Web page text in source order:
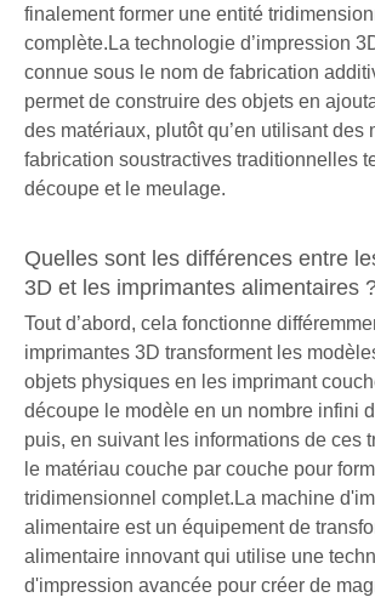
finalement former une entité
complète.La technologie d’impression
connue sous le nom de fabrication
permet de construire des objets en
des matériaux, plutôt qu’en utilisant des
fabrication soustractives traditionnelles
découpe et le meulage.
Quelles sont les différences entre
3D et les imprimantes alimentaires
Tout d’abord, cela fonctionne
imprimantes 3D transforment les
objets physiques en les imprimant
découpe le modèle en un nombre infini
puis, en suivant les informations de ces
le matériau couche par couche pour
tridimensionnel complet.La machine
alimentaire est un équipement de
alimentaire innovant qui utilise une
d'impression avancée pour créer de